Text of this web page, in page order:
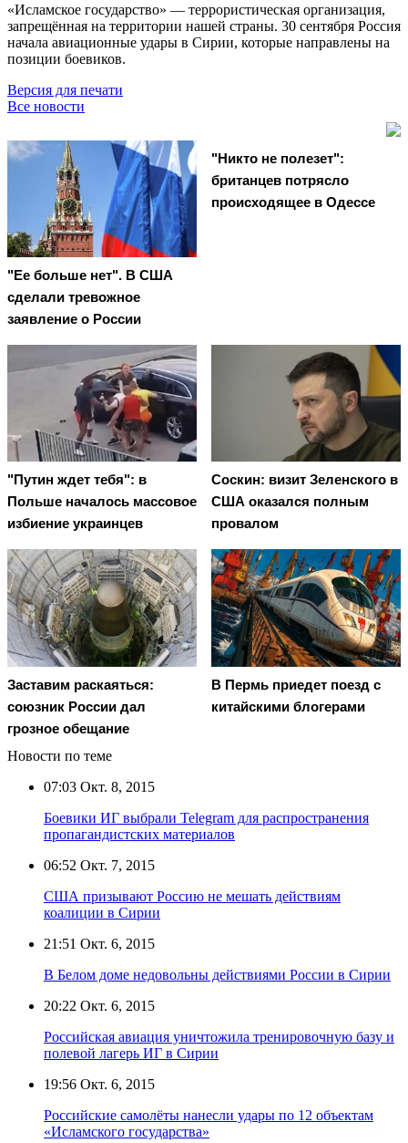
«Исламское государство» — террористическая организация,
запрещённая на территории нашей страны. 30 сентября Россия
начала авиационные удары в Сирии, которые направлены на
позиции боевиков.
Версия для печати
Все новости
"Ее больше нет". В США
сделали тревожное
заявление о России
"Никто не полезет":
британцев потрясло
происходящее в Одессе
"Путин ждет тебя": в
Польше началось массовое
избиение украинцев
Соскин: визит Зеленского в
США оказался полным
провалом
Заставим раскаяться:
союзник России дал
грозное обещание
В Пермь приедет поезд с
китайскими блогерами
Новости по теме
07:03 Окт. 8, 2015
Боевики ИГ выбрали Telegram для распространения
пропагандистских материалов
06:52 Окт. 7, 2015
США призывают Россию не мешать действиям
коалиции в Сирии
21:51 Окт. 6, 2015
В Белом доме недовольны действиями России в Сирии
20:22 Окт. 6, 2015
Российская авиация уничтожила тренировочную базу и
полевой лагерь ИГ в Сирии
19:56 Окт. 6, 2015
Российские самолёты нанесли удары по 12 объектам
«Исламского государства»